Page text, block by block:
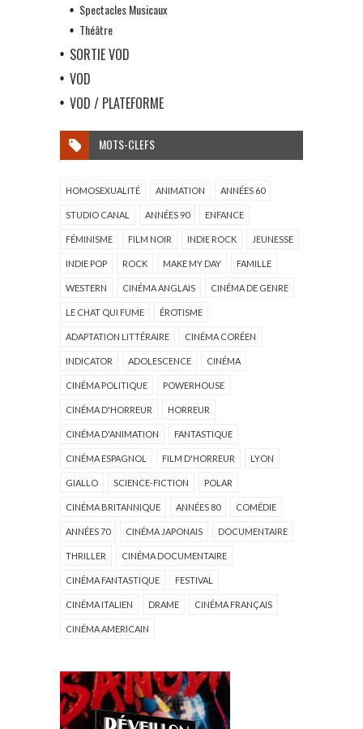
Spectacles Musicaux
Théâtre
SORTIE VOD
VOD
VOD / PLATEFORME
MOTS-CLEFS
HOMOSEXUALITÉ ANIMATION ANNÉES 60
STUDIO CANAL ANNÉES 90 ENFANCE
FÉMINISME FILM NOIR INDIE ROCK JEUNESSE
INDIE POP ROCK MAKE MY DAY FAMILLE
WESTERN CINÉMA ANGLAIS CINÉMA DE GENRE
LE CHAT QUI FUME ÉROTISME
ADAPTATION LITTÉRAIRE CINÉMA CORÉEN
INDICATOR ADOLESCENCE CINÉMA
CINÉMA POLITIQUE POWERHOUSE
CINÉMA D'HORREUR HORREUR
CINÉMA D'ANIMATION FANTASTIQUE
CINÉMA ESPAGNOL FILM D'HORREUR LYON
GIALLO SCIENCE-FICTION POLAR
CINÉMA BRITANNIQUE ANNÉES 80 COMÉDIE
ANNÉES 70 CINÉMA JAPONAIS DOCUMENTAIRE
THRILLER CINÉMA DOCUMENTAIRE
CINÉMA FANTASTIQUE FESTIVAL
CINÉMA ITALIEN DRAME CINÉMA FRANÇAIS
CINÉMA AMERICAIN